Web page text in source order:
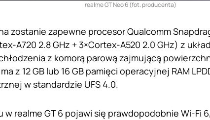
realme GT Neo 6 (fot. producenta)
zostanie zapewne procesor Qualcomm
A720 2.8 GHz + 3×Cortex-A520 2.0 GHz) z
z komorą parową zajmującą
z 12 GB lub 16 GB pamięci operacyjnej RAM
w standardzie UFS 4.0.
w realme GT 6 pojawi się prawdopodobnie Wi-Fi